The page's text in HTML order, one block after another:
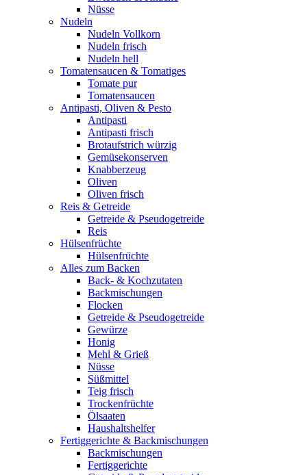
Nüsse
Nudeln
Nudeln Vollkorn
Nudeln frisch
Nudeln hell
Tomatensaucen & Tomatiges
Tomate pur
Tomatensaucen
Antipasti, Oliven & Pesto
Antipasti
Antipasti frisch
Brotaufstrich würzig
Gemüsekonserven
Knabberzeug
Oliven
Oliven frisch
Reis & Getreide
Getreide & Pseudogetreide
Reis
Hülsenfrüchte
Hülsenfrüchte
Alles zum Backen
Back- & Kochzutaten
Backmischungen
Flocken
Getreide & Pseudogetreide
Gewürze
Honig
Mehl & Grieß
Nüsse
Süßmittel
Teig frisch
Trockenfrüchte
Ölsaaten
Haushaltshelfer
Fertiggerichte & Backmischungen
Backmischungen
Fertiggerichte